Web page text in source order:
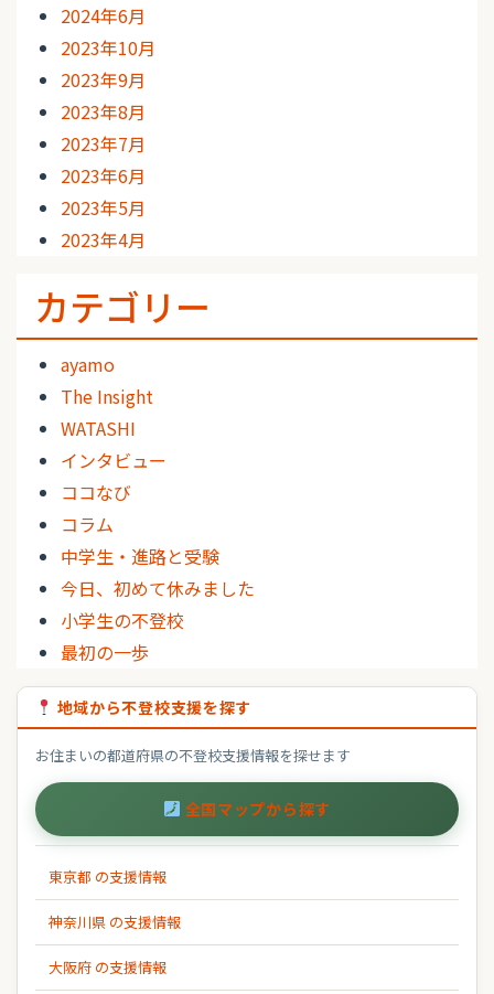
2024年6月
2023年10月
2023年9月
2023年8月
2023年7月
2023年6月
2023年5月
2023年4月
カテゴリー
ayamo
The Insight
WATASHI
インタビュー
ココなび
コラム
中学生・進路と受験
今日、初めて休みました
小学生の不登校
最初の一歩
地域から不登校支援を探す
お住まいの都道府県の不登校支援情報を探せます
全国マップから探す
東京都 の支援情報
神奈川県 の支援情報
大阪府 の支援情報